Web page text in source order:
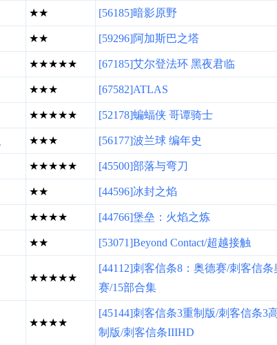
★★ [56185]暗影原野
★★ [59296]阿加斯巴之塔
★★★★★ [67185]艾尔登法环 黑夜君临
★★★ [67582]ATLAS
★★★★★ [52178]蝙蝠侠 哥谭骑士
★★★ [56177]波兰球 编年史
★★★★★ [45500]部落与弯刀
★★ [44596]冰封之焰
★★★★ [44766]堡垒：火焰之炼
★★ [53071]Beyond Contact/超越接触
★★★★★
[44112]刺客信条8：奥德赛/刺客信条
赛/15部合集
★★★★
[45144]刺客信条3重制版/刺客信条3
制版/刺客信条IIIHD